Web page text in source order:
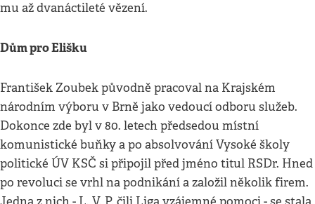
mu až dvanáctileté vězení.
Dům pro Elišku
František Zoubek původně pracoval na Krajském
národním výboru v Brně jako vedoucí odboru služeb.
Dokonce zde byl v 80. letech předsedou místní
komunistické buňky a po absolvování Vysoké školy
politické ÚV KSČ si připojil před jméno titul RSDr. Hned
po revoluci se vrhl na podnikání a založil několik firem.